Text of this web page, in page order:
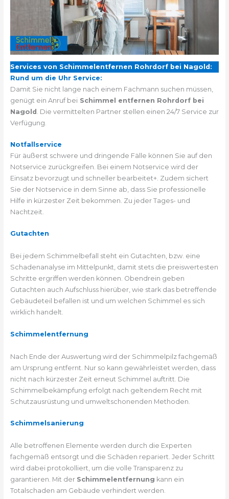
Services von Schimmelentfernen Rohrdorf bei Nagold:
Rund um die Uhr Service:
Damit Sie nicht lange nach einem Fachmann suchen müssen,
genügt ein Anruf bei Schimmel entfernen Rohrdorf bei
Nagold . Die vermittelten Partner stellen einen 24/7 Service zur
Verfügung.
Notfallservice
Für äußerst schwere und dringende Fälle können Sie auf den
Notservice zurückgreifen. Bei einem Notservice wird der
Einsatz bevorzugt und schneller bearbeitet+. Zudem sichert
Sie der Notservice in dem Sinne ab, dass Sie professionelle
Hilfe in kürzester Zeit bekommen. Zu jeder Tages- und
Nachtzeit.
Gutachten
Bei jedem Schimmelbefall steht ein Gutachten, bzw. eine
Schadenanalyse im Mittelpunkt, damit stets die preiswertesten
Schritte ergriffen werden können. Obendrein geben
Gutachten auch Aufschluss hierüber, wie stark das betreffende
Gebäudeteil befallen ist und um welchen Schimmel es sich
wirklich handelt.
Schimmelentfernung
Nach Ende der Auswertung wird der Schimmelpilz fachgemäß
am Ursprung entfernt. Nur so kann gewährleistet werden, dass
nicht nach kürzester Zeit erneut Schimmel auftritt. Die
Schimmelbekämpfung erfolgt nach geltendem Recht mit
Schutzausrüstung und umweltschonenden Methoden.
Schimmelsanierung
Alle betroffenen Elemente werden durch die Experten
fachgemäß entsorgt und die Schäden repariert. Jeder Schritt
wird dabei protokolliert, um die volle Transparenz zu
garantieren. Mit der Schimmelentfernung kann ein
Totalschaden am Gebäude verhindert werden.